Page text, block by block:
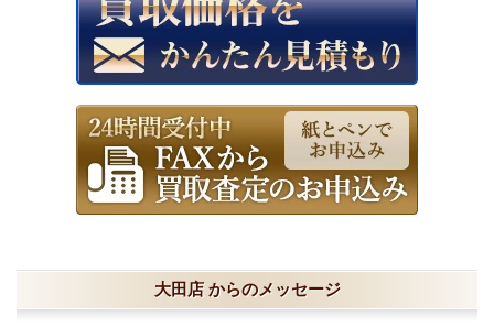
大田店 からのメッセージ